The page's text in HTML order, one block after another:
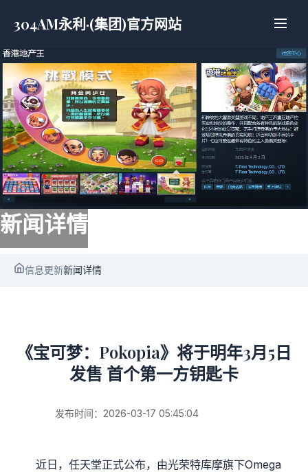
304AM永利·(集团)官方网站
新闻详情
信息更新新闻详情
《宝可梦：Pokopia》将于明年3月5日
发售 首个第一方钥匙卡
发布时间：2026-03-17 05:45:04
近日，任天堂正式公布，由光荣特库摩旗下Omega